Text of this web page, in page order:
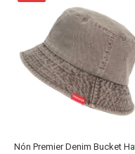
Nón Premier Denim Bucket Hat